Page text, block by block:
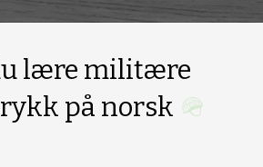
lære militære
på norsk 🪖